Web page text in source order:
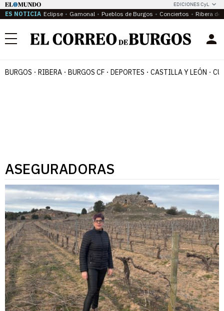
EDICIONES CyL
ES NOTICIA Eclipse Gamonal Pueblos de Burgos Conciertos Ribera del
Menú
BURGOS RIBERA BURGOS CF DEPORTES CASTILLA Y LEÓN
ASEGURADORAS